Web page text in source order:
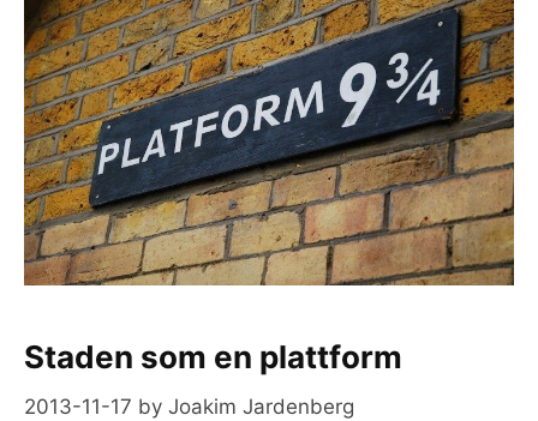
Staden som en plattform
2013-11-17 by Joakim Jardenberg